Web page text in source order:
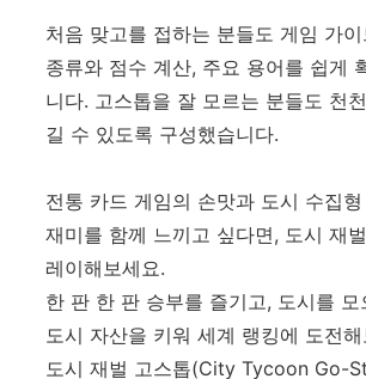
처음 맞고를 접하는 분들도 게임 가
종류와 점수 계산, 주요 용어를 쉽게
니다. 고스톱을 잘 모르는 분들도 천
길 수 있도록 구성했습니다.
전통 카드 게임의 손맛과 도시 수집
재미를 함께 느끼고 싶다면, 도시 재
레이해보세요.
한 판 한 판 승부를 즐기고, 도시를 모
도시 자산을 키워 세계 랭킹에 도전해
도시 재벌 고스톱(City Tycoon Go-